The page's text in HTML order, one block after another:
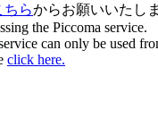
ちらからお願いいたし
the Piccoma service.
can only be used
click here.